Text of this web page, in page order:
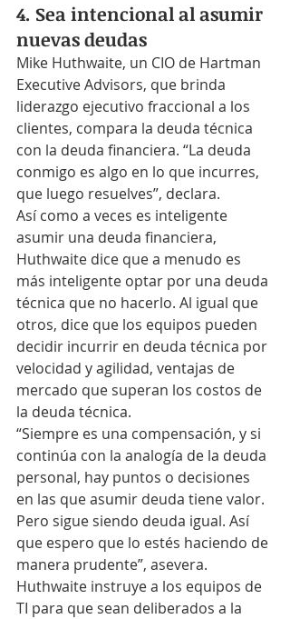
4. Sea intencional al asumir
nuevas deudas
Mike Huthwaite, un CIO de Hartman
Executive Advisors, que brinda
liderazgo ejecutivo fraccional a los
clientes, compara la deuda técnica
con la deuda financiera. “La deuda
conmigo es algo en lo que incurres,
que luego resuelves”, declara.
Así como a veces es inteligente
asumir una deuda financiera,
Huthwaite dice que a menudo es
más inteligente optar por una deuda
técnica que no hacerlo. Al igual que
otros, dice que los equipos pueden
decidir incurrir en deuda técnica por
velocidad y agilidad, ventajas de
mercado que superan los costos de
la deuda técnica.
“Siempre es una compensación, y si
continúa con la analogía de la deuda
personal, hay puntos o decisiones
en las que asumir deuda tiene valor.
Pero sigue siendo deuda igual. Así
que espero que lo estés haciendo de
manera prudente”, asevera.
Huthwaite instruye a los equipos de
TI para que sean deliberados a la